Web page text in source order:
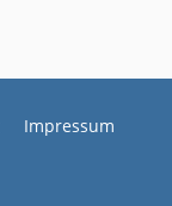
Impressum